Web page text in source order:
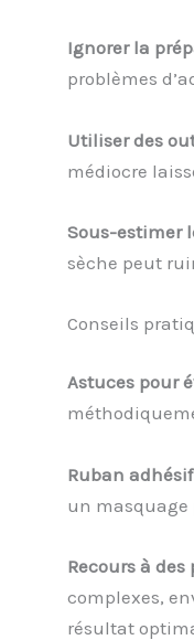
Ignorer la
problèmes
Utiliser des
médiocre
Sous-estimer
sèche peut
Conseils
Astuces pour
Ruban
un masquage
Recours à
complexes,
résultat